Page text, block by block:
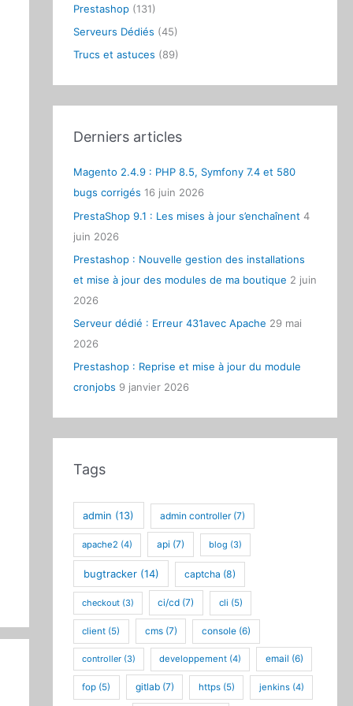
:
Prestashop(131)
Serveurs Dédiés (45)
Trucs et astuces (89)
Derniers articles
Magento 2.4.9 : PHP 8.5, Symfony 7.4 et 580
bugs corrigés 16 juin 2026
PrestaShop 9.1 : Les mises à jour s’enchaînent 4
juin 2026
Prestashop : Nouvelle gestion des installations
et mise à jour des modules de ma boutique 2 juin
2026
Serveur dédié : Erreur 431avec Apache 29 mai
2026
Prestashop : Reprise et mise à jour du module
cronjobs 9 janvier 2026
Tags
admin (13) admin controller(7)
apache2 (4) api (7) blog (3)
bugtracker(14) captcha (8)
checkout(3) ci/cd (7) cli (5)
client (5) cms(7) console (6)
controller(3) developpement(4) email (6)
fop (5) gitlab(7) https(5) jenkins(4)